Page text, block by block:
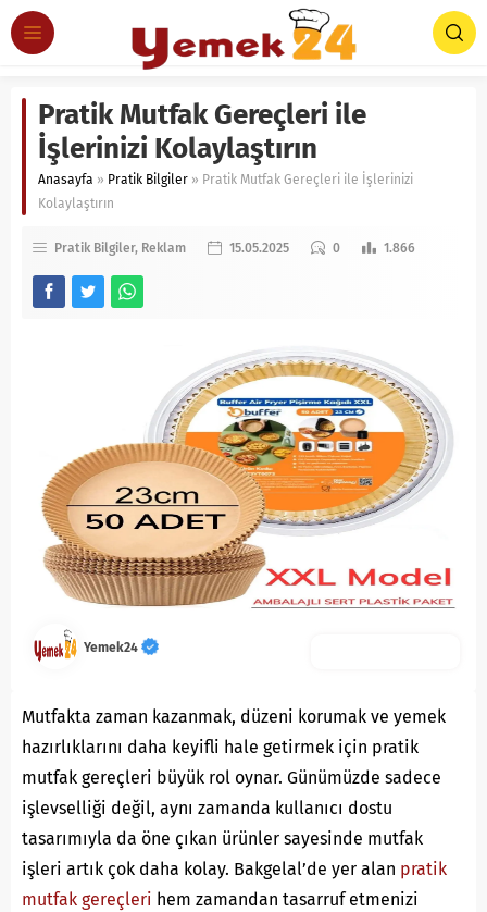
Pratik Mutfak Gereçleri ile
İşlerinizi Kolaylaştırın
Anasayfa » Pratik Bilgiler » Pratik Mutfak Gereçleri ile İşlerinizi
Kolaylaştırın
Pratik Bilgiler Reklam 15.05.2025 0 1.866
Yemek24
Mutfakta zaman kazanmak, düzeni korumak ve yemek
hazırlıklarını daha keyifli hale getirmek için pratik
mutfak gereçleri büyük rol oynar. Günümüzde sadece
işlevselliği değil, aynı zamanda kullanıcı dostu
tasarımıyla da öne çıkan ürünler sayesinde mutfak
işleri artık çok daha kolay. Bakgelal’de yer alan pratik
mutfak gereçleri hem zamandan tasarruf etmenizi